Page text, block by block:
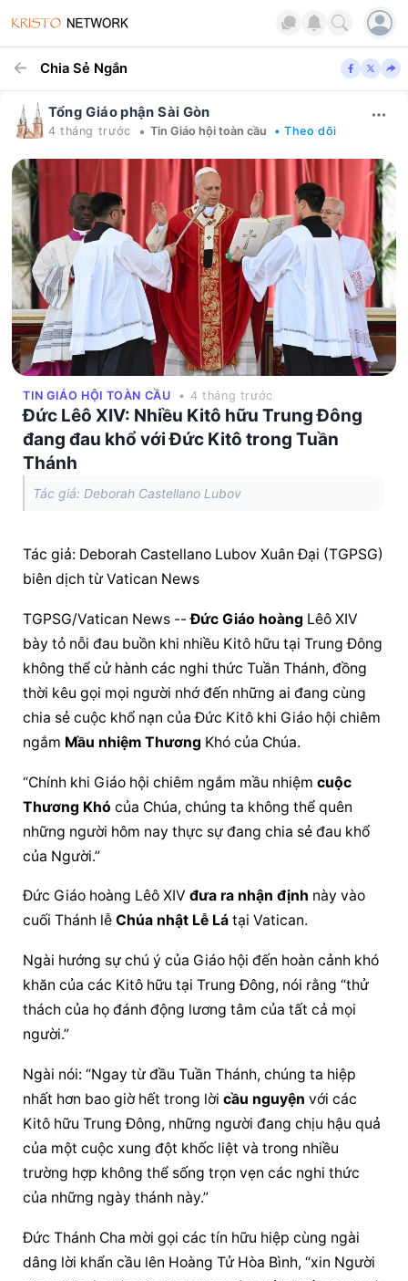
Chia Sẻ Ngắn
Tổng Giáo phận Sài Gòn
4 tháng trước • Tin Giáo hội toàn cầu • Theo dõi
TIN GIÁO HỘI TOÀN CẦU • 4 tháng trước
Đức Lêô XIV: Nhiều Kitô hữu Trung Đông
đang đau khổ với Đức Kitô trong Tuần
Thánh
Tác giả: Deborah Castellano Lubov
Tác giả: Deborah Castellano Lubov Xuân Đại (TGPSG)
biên dịch từ Vatican News
TGPSG/Vatican News -- Đức Giáo hoàng Lêô XIV
bày tỏ nỗi đau buồn khi nhiều Kitô hữu tại Trung Đông
không thể cử hành các nghi thức Tuần Thánh, đồng
thời kêu gọi mọi người nhớ đến những ai đang cùng
chia sẻ cuộc khổ nạn của Đức Kitô khi Giáo hội chiêm
ngắm Mầu nhiệm Thương Khó của Chúa.
“Chính khi Giáo hội chiêm ngắm mầu nhiệm cuộc
Thương Khó của Chúa, chúng ta không thể quên
những người hôm nay thực sự đang chia sẻ đau khổ
của Người.”
Đức Giáo hoàng Lêô XIV đưa ra nhận định này vào
cuối Thánh lễ Chúa nhật Lễ Lá tại Vatican.
Ngài hướng sự chú ý của Giáo hội đến hoàn cảnh khó
khăn của các Kitô hữu tại Trung Đông, nói rằng “thử
thách của họ đánh động lương tâm của tất cả mọi
người.”
Ngài nói: “Ngay từ đầu Tuần Thánh, chúng ta hiệp
nhất hơn bao giờ hết trong lời cầu nguyện với các
Kitô hữu Trung Đông, những người đang chịu hậu quả
của một cuộc xung đột khốc liệt và trong nhiều
trường hợp không thể sống trọn vẹn các nghi thức
của những ngày thánh này.”
Đức Thánh Cha mời gọi các tín hữu hiệp cùng ngài
dâng lời khẩn cầu lên Hoàng Tử Hòa Bình, “xin Người